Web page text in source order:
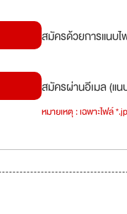
สมัครด้วยการแนบไ
สมัครผ่านอีเมล (แน
หมายเหตุ : เฉพาะไฟล์